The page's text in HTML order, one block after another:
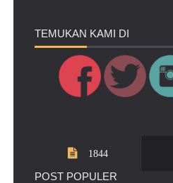
TEMUKAN KAMI DI
1844
POST POPULER